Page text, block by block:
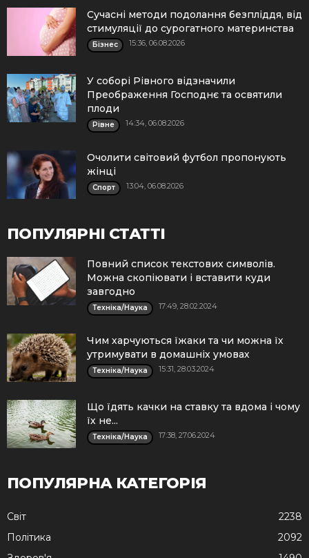
Сучасні методи подолання безпліддя, від
стимуляції до сурогатного материнства
Бізнес 15:36, 06.08.2026
У соборі Рівного відзначили
Преображення Господнє та освятили
плоди
Рівне 14:34, 06.08.2026
Очолити світовий футбол пропонують
жінці
Спорт 13:04, 06.08.2026
ПОПУЛЯРНІ СТАТТІ
Повний список текстових символів.
Можна скопіювати і вставити куди
завгодно
Техніка/Наука 17:49, 28.02.2024
Чим харчуються їжаки та чи можна їх
утримувати в домашніх умовах
Техніка/Наука 15:31, 28.03.2024
Що їдять качки на ставку та вдома і чому
їх не...
Техніка/Наука 17:38, 27.06.2024
ПОПУЛЯРНА КАТЕГОРІЯ
Cвіт
2238
Політика
2092